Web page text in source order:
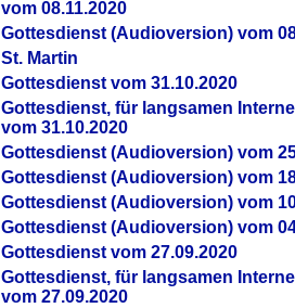
vom 08.11.2020
Gottesdienst (Audioversion) vom
St. Martin
Gottesdienst vom 31.10.2020
Gottesdienst, für langsamen
vom 31.10.2020
Gottesdienst (Audioversion) vom
Gottesdienst (Audioversion) vom
Gottesdienst (Audioversion) vom
Gottesdienst (Audioversion) vom
Gottesdienst vom 27.09.2020
Gottesdienst, für langsamen
vom 27.09.2020